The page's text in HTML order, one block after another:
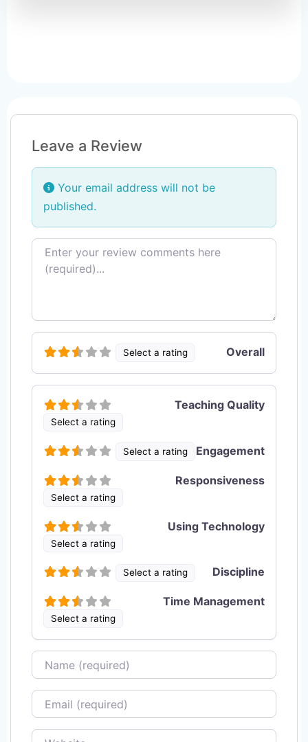
Leave a Review
Your email address will not be
published.
Review text
Select a rating Overall
Select a rating
Teaching Quality
Select a rating Engagement
Select a rating
Responsiveness
Select a rating
Using Technology
Select a rating Discipline
Select a rating
Time Management
Name
Email
Website